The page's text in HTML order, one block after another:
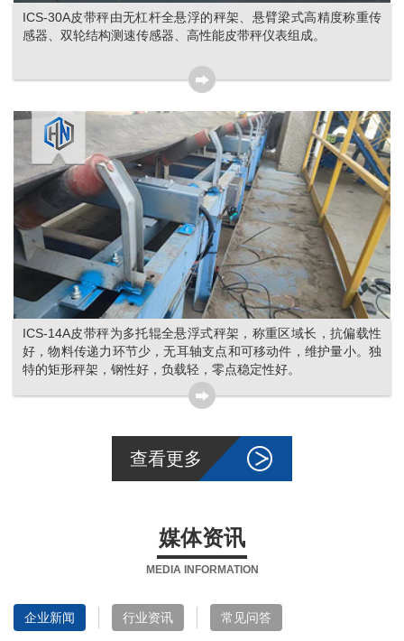
ICS-30A皮带秤由无杠杆全悬浮的秤架、悬臂梁式高精度称重传
感器、双轮结构测速传感器、高性能皮带秤仪表组成。
ICS-14A皮带秤为多托辊全悬浮式秤架，称重区域长，抗偏载性
好，物料传递力环节少，无耳轴支点和可移动件，维护量小。独
特的矩形秤架，钢性好，负载轻，零点稳定性好。
查看更多
媒体资讯
MEDIA INFORMATION
企业新闻 行业资讯 常见问答